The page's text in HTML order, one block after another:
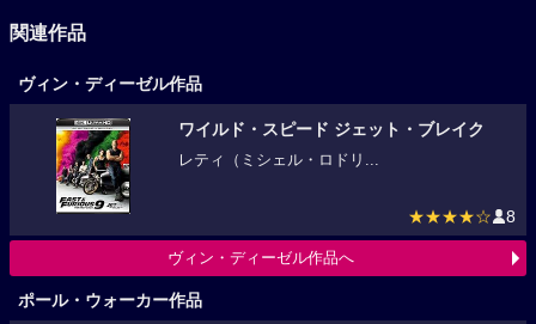
関連作品
ヴィン・ディーゼル作品
ワイルド・スピード ジェット・ブレイク
レティ（ミシェル・ロドリ...
★★★★☆ 8
ヴィン・ディーゼル作品へ
ポール・ウォーカー作品